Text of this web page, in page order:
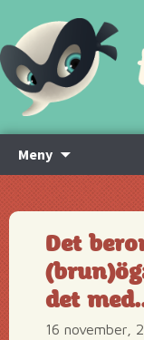
Meny
innehåll
Det
det
16 november,